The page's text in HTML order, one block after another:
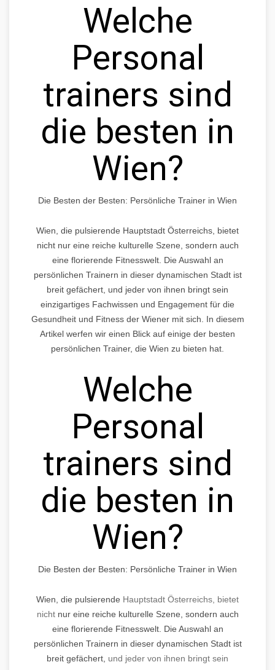
Welche
Personal
trainers sind
die besten in
Wien?
Die Besten der Besten: Persönliche Trainer in Wien
Wien, die pulsierende Hauptstadt Österreichs, bietet
nicht nur eine reiche kulturelle Szene, sondern auch
eine florierende Fitnesswelt. Die Auswahl an
persönlichen Trainern in dieser dynamischen Stadt ist
breit gefächert, und jeder von ihnen bringt sein
einzigartiges Fachwissen und Engagement für die
Gesundheit und Fitness der Wiener mit sich. In diesem
Artikel werfen wir einen Blick auf einige der besten
persönlichen Trainer, die Wien zu bieten hat.
Welche
Personal
trainers sind
die besten in
Wien?
Die Besten der Besten: Persönliche Trainer in Wien
Wien, die pulsierende Hauptstadt Österreichs, bietet
nicht nur eine reiche kulturelle Szene, sondern auch
eine florierende Fitnesswelt. Die Auswahl an
persönlichen Trainern in dieser dynamischen Stadt ist
breit gefächert, und jeder von ihnen bringt sein